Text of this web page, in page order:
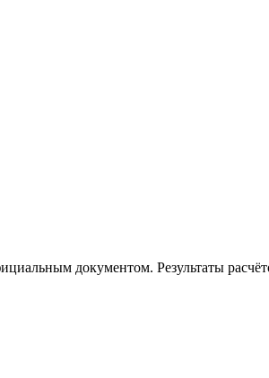
документом. Результаты